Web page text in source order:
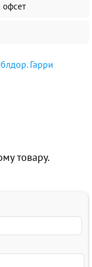
офсет
Гарри
товару.